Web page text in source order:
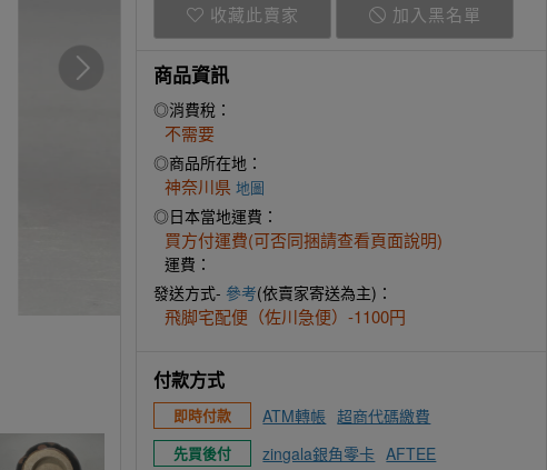
收藏此賣家 加入黑名單
商品資訊
◎消費稅：
不需要
◎商品所在地：
神奈川県 地圖
◎日本當地運費：
買方付運費(可否同捆請查看頁面說明)
運費：
發送方式- 參考(依賣家寄送為主)：
飛脚宅配便（佐川急便）-1100円
付款方式
即時付款 ATM轉帳 超商代碼繳費
先買後付 zingala銀角零卡 AFTEE